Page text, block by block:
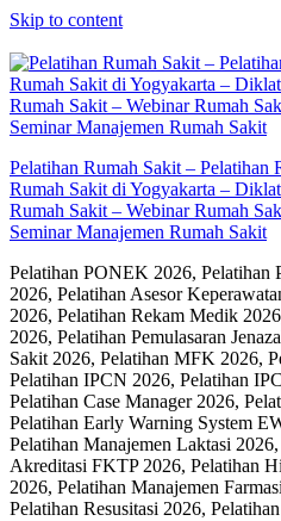
Skip to content
Pelatihan Rumah Sakit – Pelatihan
Rumah Sakit di Yogyakarta –
Rumah Sakit – Webinar Rumah
Seminar Manajemen Rumah Sakit
Pelatihan PONEK 2026, Pelatihan
2026, Pelatihan Asesor
2026, Pelatihan Rekam Medik
2026, Pelatihan Pemulasaran
Sakit 2026, Pelatihan MFK 2026,
Pelatihan IPCN 2026, Pelatihan
Pelatihan Case Manager 2026,
Pelatihan Early Warning System
Pelatihan Manajemen Laktasi
Akreditasi FKTP 2026, Pelatihan
2026, Pelatihan Manajemen
Pelatihan Resusitasi 2026,